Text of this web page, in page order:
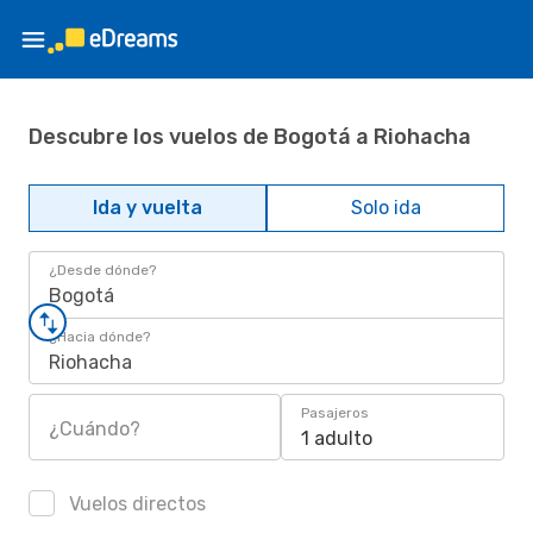
Descubre los vuelos de Bogotá a Riohacha
Ida y vuelta Solo ida
¿Desde dónde?
Bogotá
¿Hacia dónde?
Riohacha
¿Cuándo?
Pasajeros
1 adulto
Vuelos directos